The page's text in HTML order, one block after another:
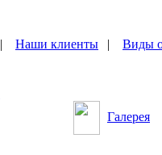
| Наши клиенты | Виды
Галерея